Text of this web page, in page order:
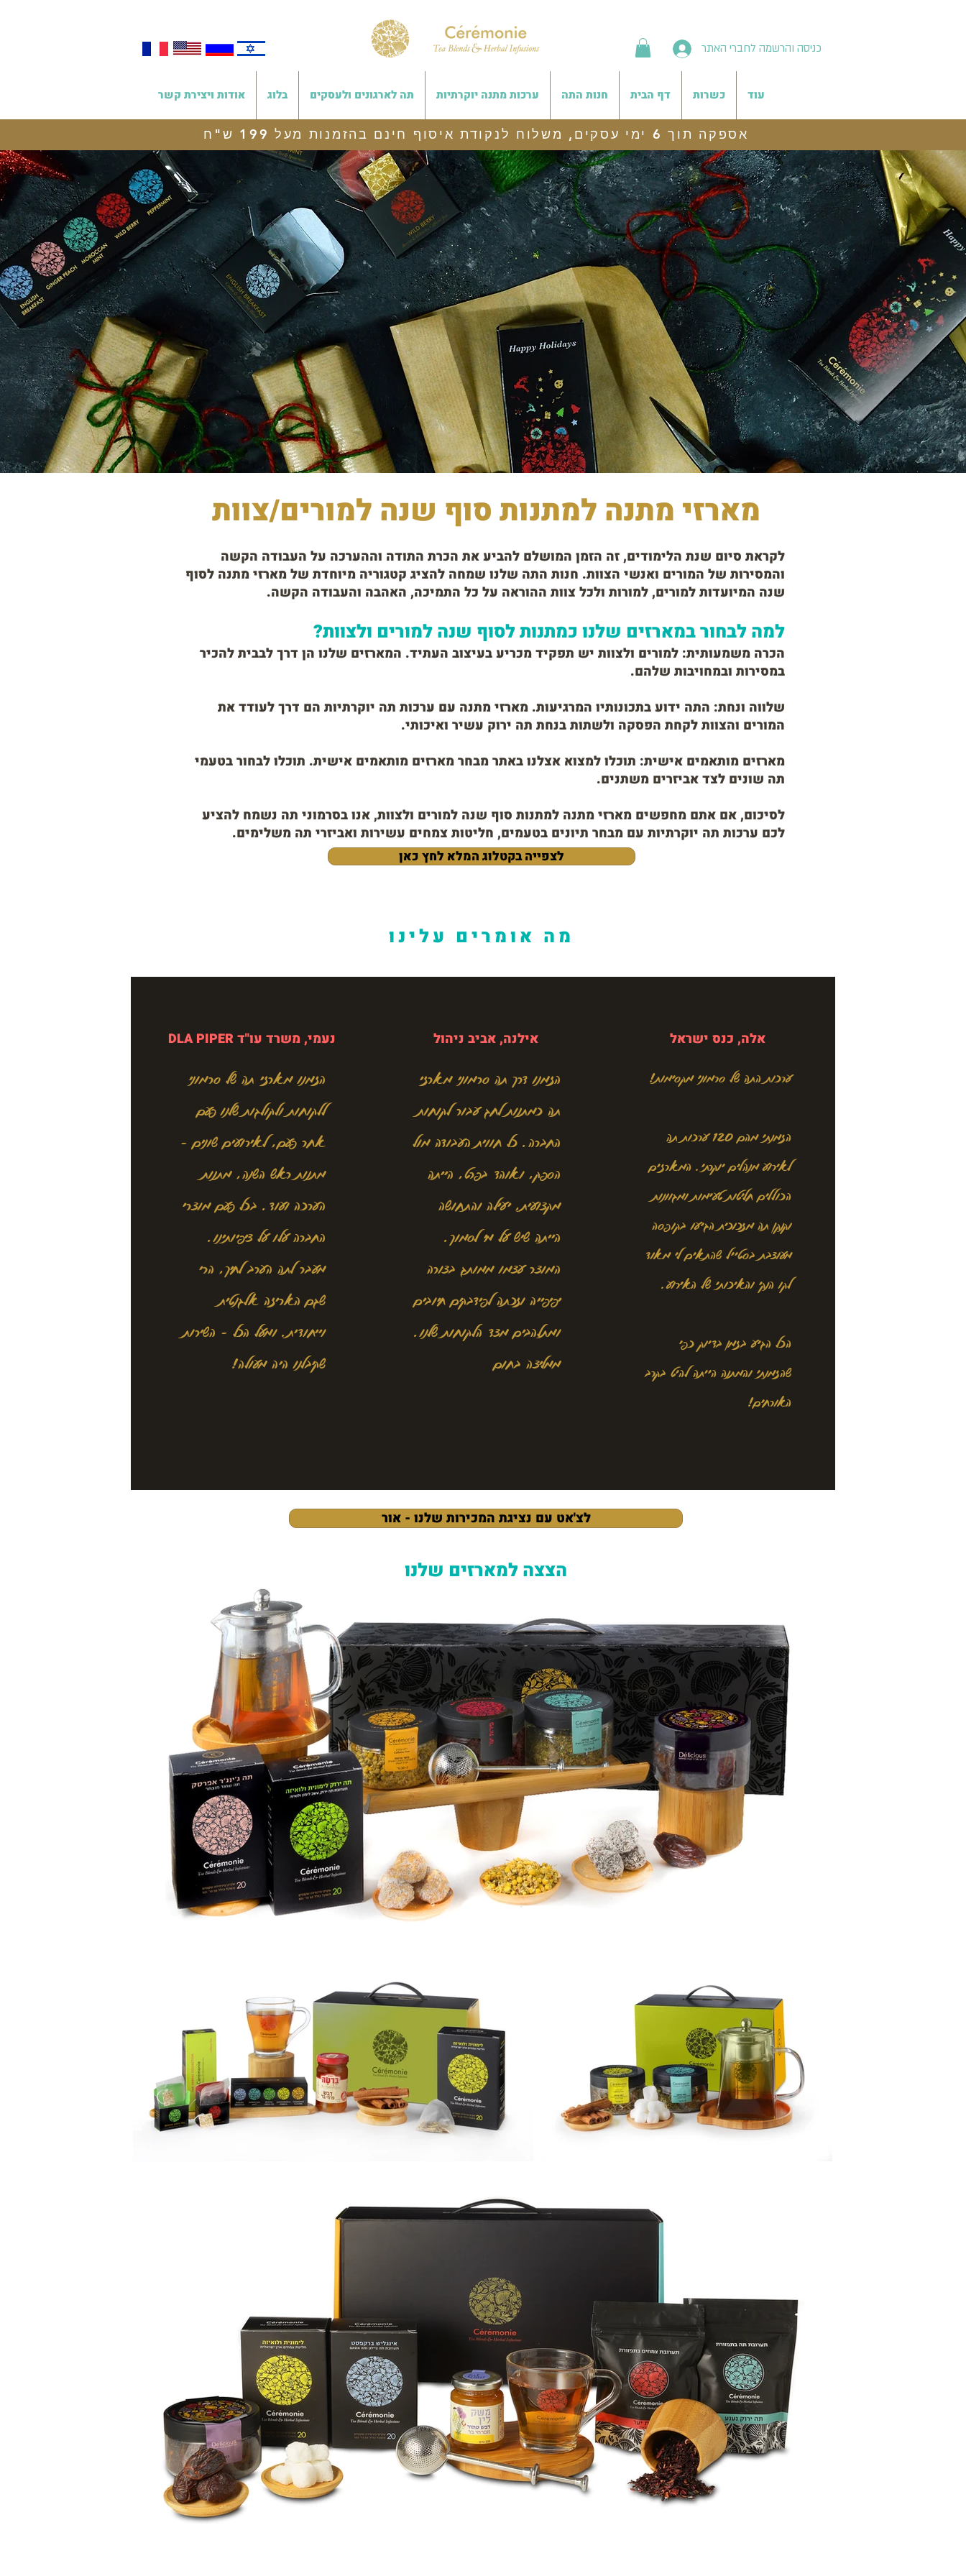
כניסה והרשמה לחברי האתר
אודות ויצירת קשר בלוג תה לארגונים ולעסקים ערכות מתנה יוקרתיות חנות התה דף הבית כשרות עוד
אספקה תוך 6 ימי עסקים, משלוח לנקודת איסוף חינם בהזמנות מעל 199 ש"ח
מארזי מתנה למתנות סוף שנה למורים/צוות
לקראת סיום שנת הלימודים, זה הזמן המושלם להביע את הכרת התודה וההערכה על העבודה הקשה
והמסירות של המורים ואנשי הצוות. חנות התה שלנו שמחה להציג קטגוריה מיוחדת של מארזי מתנה לסוף
שנה המיועדות למורים, למורות ולכל צוות ההוראה על כל התמיכה, האהבה והעבודה הקשה.
למה לבחור במארזים שלנו כמתנות לסוף שנה למורים ולצוות?
הכרה משמעותית: למורים ולצוות יש תפקיד מכריע בעיצוב העתיד. המארזים שלנו הן דרך לבבית להכיר
במסירות ובמחויבות שלהם.
שלווה ונחת: התה ידוע בתכונותיו המרגיעות. מארזי מתנה עם ערכות תה יוקרתיות הם דרך לעודד את
המורים והצוות לקחת הפסקה ולשתות בנחת תה ירוק עשיר ואיכותי.
מארזים מותאמים אישית: תוכלו למצוא אצלנו באתר מבחר מארזים מותאמים אישית. תוכלו לבחור בטעמי
תה שונים לצד אביזרים משתנים.
לסיכום, אם אתם מחפשים מארזי מתנה למתנות סוף שנה למורים ולצוות, אנו בסרמוני תה נשמח להציע
לכם ערכות תה יוקרתיות עם מבחר תיונים בטעמים, חליטות צמחים עשירות ואביזרי תה משלימים.
לצפייה בקטלוג המלא לחץ כאן
מה אומרים עלינו
נעמי, משרד עו"ד DLA PIPER
הזמנו מארזי תה של סרמוני
ללקוחות ולקולגות שלנו פעם
אחר פעם, לאירועים שונים -
מתנות ראש השנה, מתנות
הערכה ועוד. בכל פעם מוצרי
החברה עלו על ציפיותינו.
מעבר לתה הערב לחיך, הרי
שגם האריזה אלגנטית
וייחודית. ומעל הכל - השירות
שקיבלנו היה מעולה!
אילנה, אביב ניהול
הזמנו דרך תה סרמוני מארזי
תה כמתנות לחג עבור לקוחות
החברה. כל חווית העבודה מול
הספק, ואוהד בפרט, הייתה
מקצועית, יעילה והתחושה
הייתה שיש על מי לסמוך.
המוצר עצמו ממותג בצורה
יפיפייה וזכתה לפידבקים חיובים
ומתלהבים מצד הלקוחות שלנו.
ממליצה בחום
אלה, כנס ישראל
ערכות התה של סרמוני מקסימות!
הזמנתי מהם 120 ערכות תה
לאירוע מנהלים יוקרתי. המארזים
הכוללים חליטות טעימות ומגוונות
וקנקן תה מזכוכית הגיעו בקופסה
מעוצבת בסטייל שהתאים לי מאוד
לקו הנקי והאיכותי של האירוע.
הכל הגיע בזמן בדיוק כפי
שהזמנתי והמתנה הייתה להיט בקרב
האורחים!
לצ'אט עם נציגת המכירות שלנו - אור
הצצה למארזים שלנו